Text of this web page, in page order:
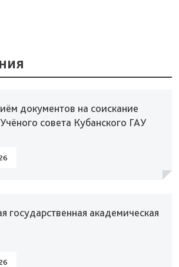
документов на соискание
совета Кубанского ГАУ
государственная академическая